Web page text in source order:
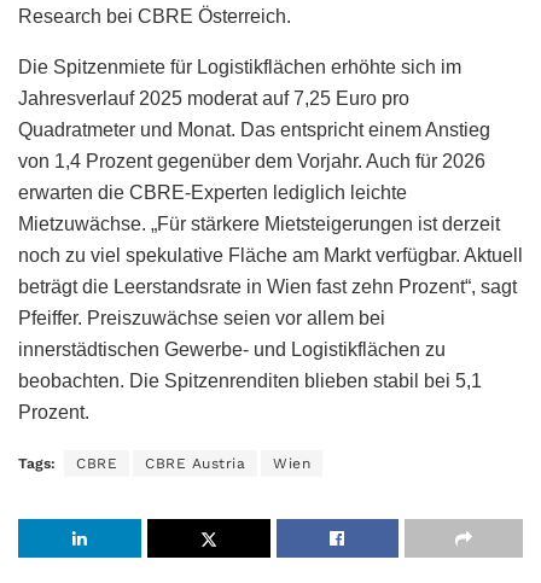
Research bei CBRE Österreich.
Die Spitzenmiete für Logistikflächen erhöhte sich im
Jahresverlauf 2025 moderat auf 7,25 Euro pro
Quadratmeter und Monat. Das entspricht einem Anstieg
von 1,4 Prozent gegenüber dem Vorjahr. Auch für 2026
erwarten die CBRE-Experten lediglich leichte
Mietzuwächse. „Für stärkere Mietsteigerungen ist derzeit
noch zu viel spekulative Fläche am Markt verfügbar. Aktuell
beträgt die Leerstandsrate in Wien fast zehn Prozent“, sagt
Pfeiffer. Preiszuwächse seien vor allem bei
innerstädtischen Gewerbe- und Logistikflächen zu
beobachten. Die Spitzenrenditen blieben stabil bei 5,1
Prozent.
Tags: CBRE CBRE Austria Wien